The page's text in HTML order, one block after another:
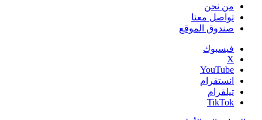
من نحن
تواصل معنا
صندوق الموقع
فيسبوك
‫X
‫YouTube
انستقرام
تيلقرام
‫TikTok